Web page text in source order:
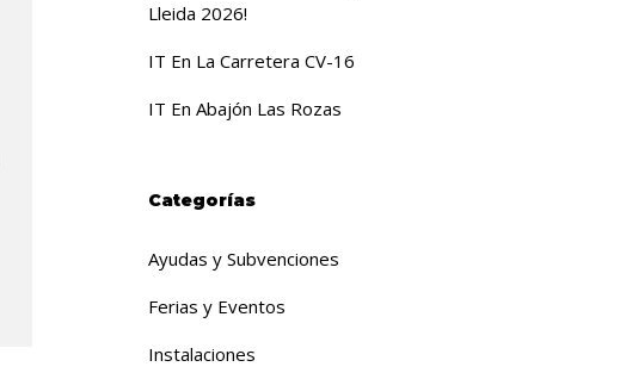
Lleida 2026!
IT En La Carretera CV-16
IT En Abajón Las Rozas
Categorías
Ayudas y Subvenciones
Ferias y Eventos
Instalaciones